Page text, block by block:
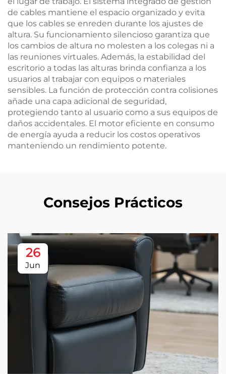
de cables mantiene el espacio organizado y evita
que los cables se enreden durante los ajustes de
altura. Su funcionamiento silencioso garantiza que
los cambios de altura no molesten a los colegas ni a
las reuniones virtuales. Además, la estabilidad del
escritorio a todas las alturas brinda confianza a los
usuarios al trabajar con equipos o materiales
sensibles. La función de protección contra colisiones
añade una capa adicional de seguridad,
protegiendo tanto al usuario como a sus equipos de
daños accidentales. El motor eficiente en consumo
de energía ayuda a reducir los costos operativos
manteniendo un rendimiento potente.
Consejos Prácticos
26
Jun